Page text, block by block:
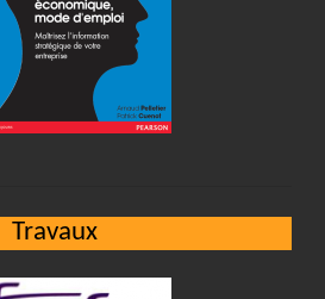
Travaux